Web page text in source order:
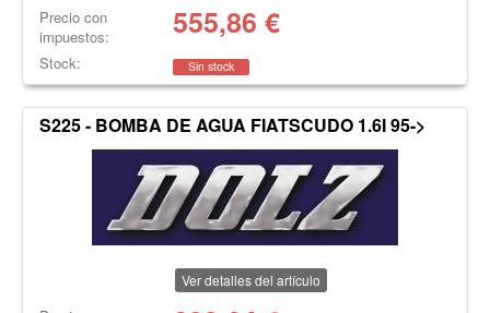
Precio con
impuestos:
555,86 €
Stock: Sin stock
S225 - BOMBA DE AGUA FIATSCUDO 1.6I 95->
Ver detalles del artículo